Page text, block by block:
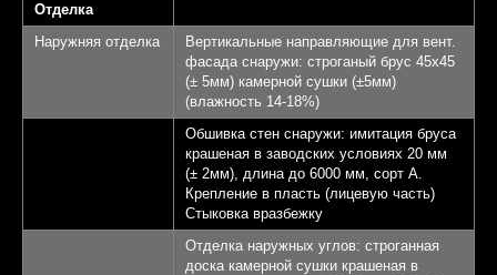
Отделка
Наружняя отделка
Вертикальные направляющие для вент.
фасада снаружи: строганый брус 45х45
(± 5мм) камерной сушки (±5мм)
(влажность 14-18%)
Обшивка стен снаружи: имитация бруса
крашеная в заводских условиях 20 мм
(± 2мм), длина до 6000 мм, сорт А.
Крепление в пласть (лицевую часть)
Стыковка вразбежку
Отделка наружных углов: строганная
доска камерной сушки крашеная в
Терраса - 22,28 кв.м.
4
КП Афинеево Парк
Апрелевка 20 км от
6
Записаться на экскурсию